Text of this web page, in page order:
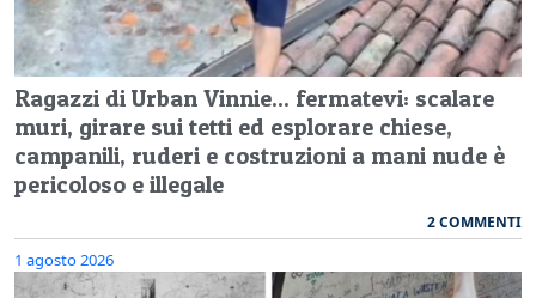
Ragazzi di Urban Vinnie... fermatevi: scalare
muri, girare sui tetti ed esplorare chiese,
campanili, ruderi e costruzioni a mani nude è
pericoloso e illegale
2 COMMENTI
1 agosto 2026